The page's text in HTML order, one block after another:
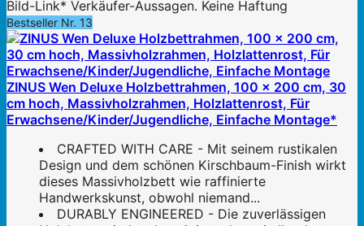
Bild-Link* Verkäufer-Aussagen. Keine Haftung
Bestseller Nr. 13
ZINUS Wen Deluxe Holzbettrahmen, 100 x 200 cm, 30
cm hoch, Massivholzrahmen, Holzlattenrost, Für
Erwachsene/Kinder/Jugendliche, Einfache Montage*
CRAFTED WITH CARE - Mit seinem rustikalen
Design und dem schönen Kirschbaum-Finish wirkt
dieses Massivholzbett wie raffinierte
Handwerkskunst, obwohl niemand...
DURABLY ENGINEERED - Die zuverlässigen